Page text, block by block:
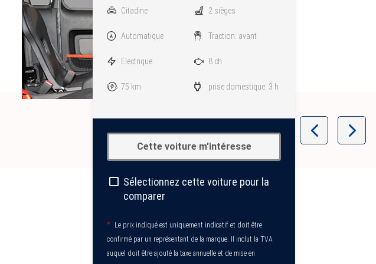
Citadine
Automatique
Electrique
75 km
2 sièges
Traction: avant
8 ch
prise domestique: 3 h
Cette voiture m'intéresse
Sélectionnez cette voiture pour la
comparer
*
Le prix indiqué est uniquement indicatif et doit être
confirmé par un représentant de la marque. Il inclut la TVA
auquel doit être ajouté la taxe annuelle et de mise en
1
of
11